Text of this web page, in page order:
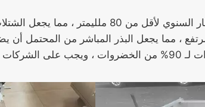
يجعل الشتلات المروية مكلفة.
مرتفع ، مما يجعل البذر المباشر من المحتمل أن
المحلية.